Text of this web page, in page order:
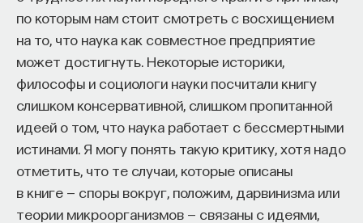
по которым нам стоит смотреть с восхищением
на то, что наука как совместное предприятие
может достигнуть. Некоторые историки,
философы и социологи науки посчитали книгу
слишком консервативной, слишком пропитанной
идеей о том, что наука работает с бессмертными
истинами. Я могу понять такую критику, хотя надо
отметить, что те случаи, которые описаны
в книге — споры вокруг, положим, дарвинизма или
теории микроорганизмов — связаны с идеями,
оно формируется. Нам долго казалось, что
преподаватель может просто хорошо и логично
изложить материал, а студент — зафиксировать
его и затем воспроизвести. Но самый важный
момент происходит потом, когда человек
остается один на один с этим материалом
и пытается что-то с ним сделать. И получается,
что настоящее образование происходит
не в аудитории, а за ее пределами».